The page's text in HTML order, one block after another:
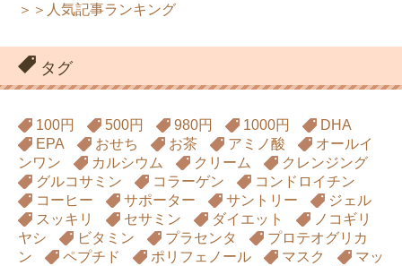
＞＞人気記事ランキング
タグ
100円 500円 980円 1000円
DHA
EPA
おせち お茶 アミノ酸
オールイ
ンワン
カルシウム クリーム
クレンジング
グルコサミン
コラーゲン
コンドロイチン
コーヒー
サポーター サントリー
ジェル
スッキリ
セサミン ダイエット
ノコギリ
ヤシ
ビタミン プラセンタ
プロテオグリカ
ン
ペプチド ポリフェノール マスク
マッ